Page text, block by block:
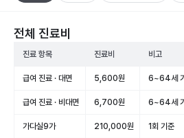
전체 진료비
진료 항목 진료비 비고
급여 진료 · 대면 5,600원 6~64세
급여 진료 · 비대면 6,700원 6~64세
가다실9가 210,000원 1회 기준